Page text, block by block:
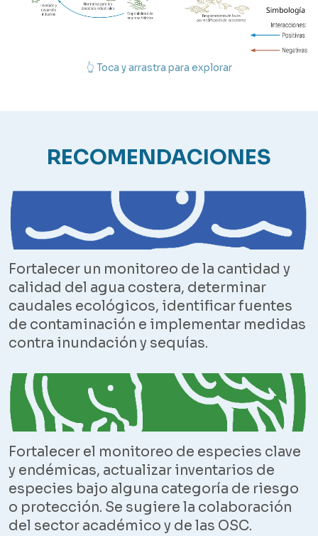
👆 Toca y arrastra para explorar
RECOMENDACIONES
Fortalecer un monitoreo de la cantidad y
calidad del agua costera, determinar
caudales ecológicos, identificar fuentes
de contaminación e implementar medidas
contra inundación y sequías.
Fortalecer el monitoreo de especies clave
y endémicas, actualizar inventarios de
especies bajo alguna categoría de riesgo
o protección. Se sugiere la colaboración
del sector académico y de las OSC.